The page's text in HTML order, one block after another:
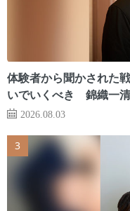
体験者から聞かされた
いでいくべき 錦織一
2026.08.03